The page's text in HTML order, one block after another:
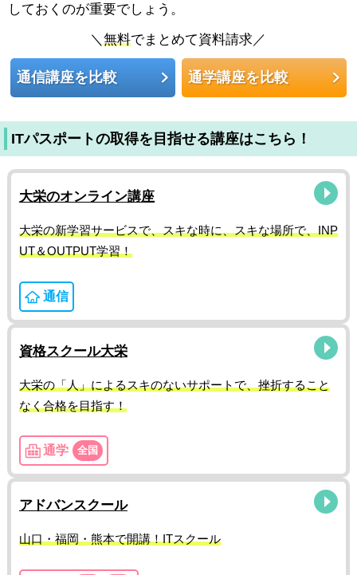
しておくのが重要でしょう。
＼無料でまとめて資料請求／
通信講座を比較 通学講座を比較
ITパスポートの取得を目指せる講座はこちら！
大栄のオンライン講座
大栄の新学習サービスで、スキな時に、スキな場所で、INP
UT＆OUTPUT学習！
通信
資格スクール大栄
大栄の「人」によるスキのないサポートで、挫折すること
なく合格を目指す！
通学 全国
アドバンスクール
山口・福岡・熊本で開講！ITスクール